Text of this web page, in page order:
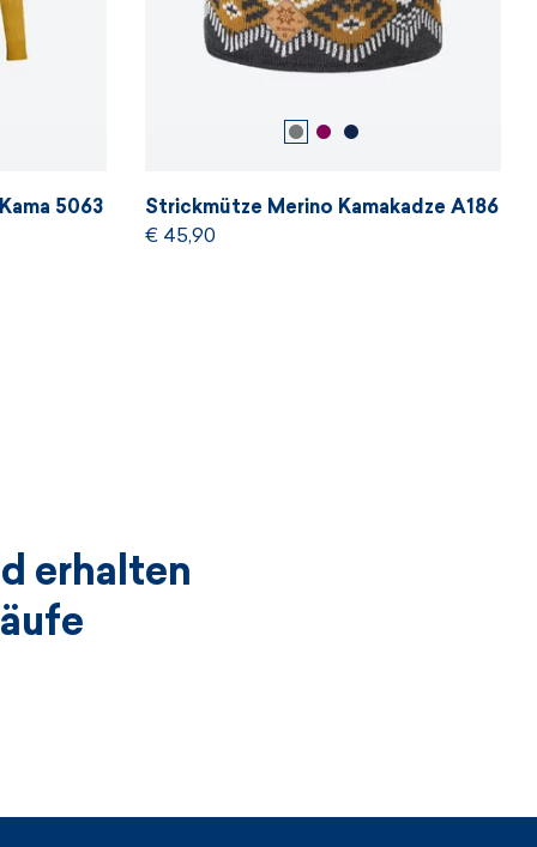
5063
Strickmütze Merino Kamakadze A186
€ 45,90
erhalten